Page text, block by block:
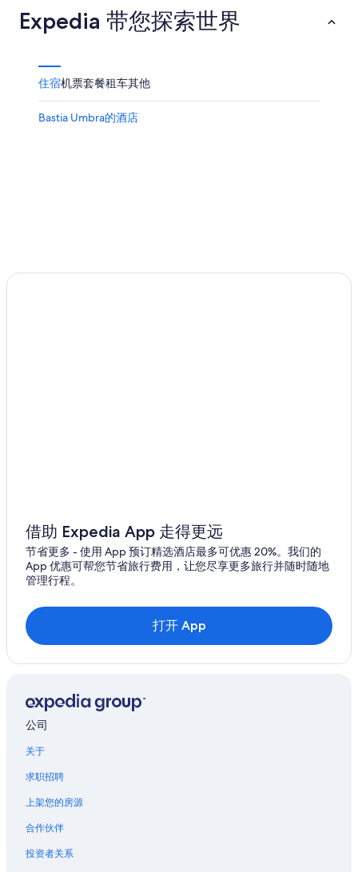
Expedia 带您探索世界
住宿机票套餐租车其他
Bastia Umbra的酒店
借助 Expedia App 走得更远
节省更多 - 使用 App 预订精选酒店最多可优惠 20%。我们的
App 优惠可帮您节省旅行费用，让您尽享更多旅行并随时随地
管理行程。
打开 App
公司
关于
求职招聘
上架您的房源
合作伙伴
投资者关系